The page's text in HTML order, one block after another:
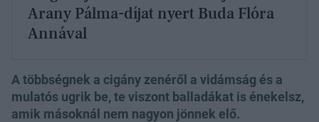
Arany Pálma-díjat nyert Buda Flóra
Annával
A többségnek a cigány zenéről a vidámság és a
mulatós ugrik be, te viszont balladákat is énekelsz,
amik másoknál nem nagyon jönnek elő.